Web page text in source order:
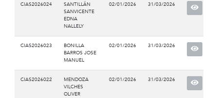
CIAS2026024
SANTILLÁN
SANVICENTE
EDNA
NALLELY
02/01/2026 31/03/2026
CIAS2026023
BONILLA
BARROS JOSE
MANUEL
02/01/2026 31/03/2026
CIAS2026022
MENDOZA
VILCHES
OLIVER
02/01/2026 31/03/2026